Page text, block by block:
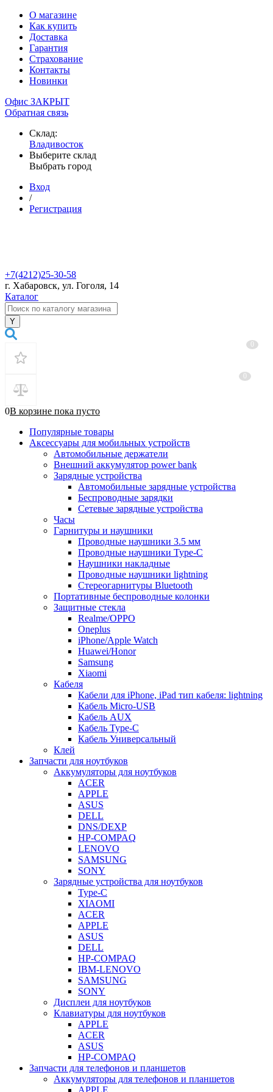
О магазине
Как купить
Доставка
Гарантия
Страхование
Контакты
Новинки
Офис ЗАКРЫТ
Обратная связь
Склад:
Владивосток
Выберите склад
Выбрать город
Вход
/
Регистрация
+7(4212)25-30-58
г. Хабаровск, ул. Гоголя, 14
Каталог
0В корзине пока пусто
Популярные товары
Аксессуары для мобильных устройств
Автомобильные держатели
Внешний аккумулятор power bank
Зарядные устройства
Автомобильные зарядные устройства
Беспроводные зарядки
Сетевые зарядные устройства
Часы
Гарнитуры и наушники
Проводные наушники 3.5 мм
Проводные наушники Type-C
Наушники накладные
Проводные наушники lightning
Стереогарнитуры Bluetooth
Портативные беспроводные колонки
Защитные стекла
Realme/OPPO
Oneplus
iPhone/Apple Watch
Huawei/Honor
Samsung
Xiaomi
Кабеля
Кабели для iPhone, iPad тип кабеля: lightning
Кабель Micro-USB
Кабель AUX
Кабель Type-C
Кабель Универсальный
Клей
Запчасти для ноутбуков
Аккумуляторы для ноутбуков
ACER
APPLE
ASUS
DELL
DNS/DEXP
HP-COMPAQ
LENOVO
SAMSUNG
SONY
Зарядные устройства для ноутбуков
Type-C
XIAOMI
ACER
APPLE
ASUS
DELL
HP-COMPAQ
IBM-LENOVO
SAMSUNG
SONY
Дисплеи для ноутбуков
Клавиатуры для ноутбуков
APPLE
ACER
ASUS
HP-COMPAQ
Запчасти для телефонов и планшетов
Аккумуляторы для телефонов и планшетов
APPLE